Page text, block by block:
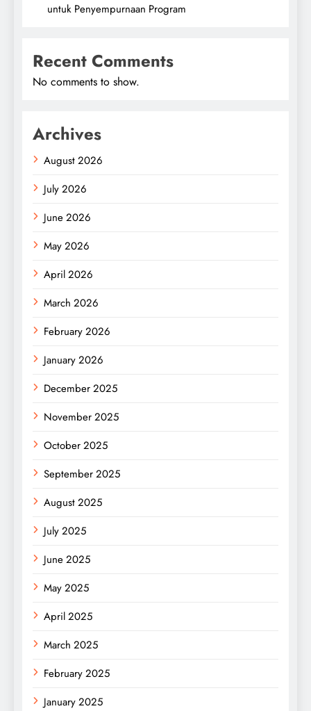
untuk Penyempurnaan Program
Recent Comments
No comments to show.
Archives
August 2026
July 2026
June 2026
May 2026
April 2026
March 2026
February 2026
January 2026
December 2025
November 2025
October 2025
September 2025
August 2025
July 2025
June 2025
May 2025
April 2025
March 2025
February 2025
January 2025